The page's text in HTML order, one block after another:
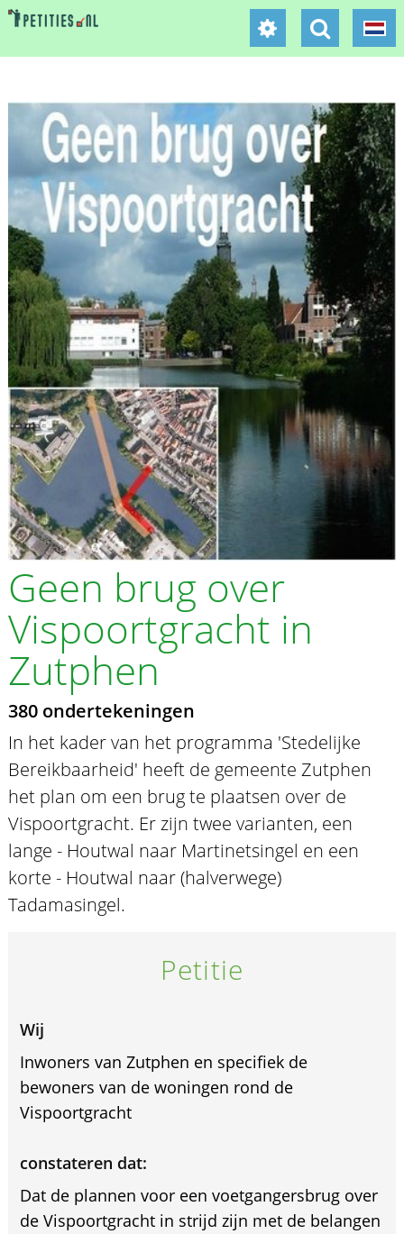
Geen brug over
Vispoortgracht in
Zutphen
380 ondertekeningen
In het kader van het programma 'Stedelijke
Bereikbaarheid' heeft de gemeente Zutphen
het plan om een brug te plaatsen over de
Vispoortgracht. Er zijn twee varianten, een
lange - Houtwal naar Martinetsingel en een
korte - Houtwal naar (halverwege)
Tadamasingel.
Petitie
Wij
Inwoners van Zutphen en specifiek de
bewoners van de woningen rond de
Vispoortgracht
constateren dat:
Dat de plannen voor een voetgangersbrug over
de Vispoortgracht in strijd zijn met de belangen